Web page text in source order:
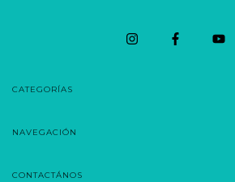
CATEGORÍAS
NAVEGACIÓN
CONTACTÁNOS